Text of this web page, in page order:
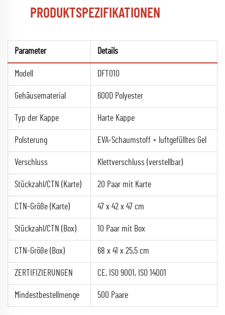
PRODUKTSPEZIFIKATIONEN
Parameter Details
Modell DFT010
Gehäusematerial 600D Polyester
Typ der Kappe Harte Kappe
Polsterung EVA-Schaumstoff + luftgefülltes Gel
Verschluss Klettverschluss (verstellbar)
Stückzahl/CTN (Karte) 20 Paar mit Karte
CTN-Größe (Karte) 47 x 42 x 47 cm
Stückzahl/CTN (Box) 10 Paar mit Box
CTN-Größe (Box) 68 x 41 x 25,5 cm
ZERTIFIZIERUNGEN CE, ISO 9001, ISO 14001
Mindestbestellmenge 500 Paare